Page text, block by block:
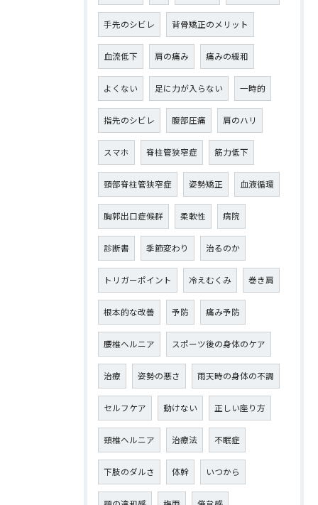
手先のシビレ 背骨矯正のメリット
血流低下 肩の痛み 痛みの緩和
よくない 足に力が入らない 一時的
指先のシビレ 腹部圧痛 肩のハリ
スマホ 脊柱管狭窄症 筋力低下
頸部脊柱管狭窄症 姿勢矯正 血液循環
胸郭出口症候群 柔軟性 病院
診断書 季節変わり 治るのか
トリガーポイント 冷えむくみ 巻き肩
根本的な改善 予防 痛み予防
腰椎ヘルニア スポーツ後の身体のケア
治療 姿勢の悪さ 雨天時の身体の不調
セルフケア 動けない 正しい座り方
頸椎ヘルニア 治療法 不眠症
下肢のダルさ 体幹 いつから